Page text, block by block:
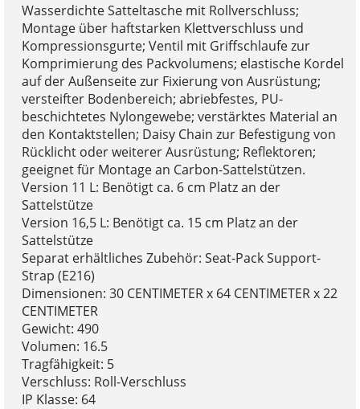
Wasserdichte Satteltasche mit Rollverschluss;
Montage über haftstarken Klettverschluss und
Kompressionsgurte; Ventil mit Griffschlaufe zur
Komprimierung des Packvolumens; elastische Kordel
auf der Außenseite zur Fixierung von Ausrüstung;
versteifter Bodenbereich; abriebfestes, PU-
beschichtetes Nylongewebe; verstärktes Material an
den Kontaktstellen; Daisy Chain zur Befestigung von
Rücklicht oder weiterer Ausrüstung; Reflektoren;
geeignet für Montage an Carbon-Sattelstützen.
Version 11 L: Benötigt ca. 6 cm Platz an der
Sattelstütze
Version 16,5 L: Benötigt ca. 15 cm Platz an der
Sattelstütze
Separat erhältliches Zubehör: Seat-Pack Support-
Strap (E216)
Dimensionen: 30 CENTIMETER x 64 CENTIMETER x 22
CENTIMETER
Gewicht: 490
Volumen: 16.5
Tragfähigkeit: 5
Verschluss: Roll-Verschluss
IP Klasse: 64